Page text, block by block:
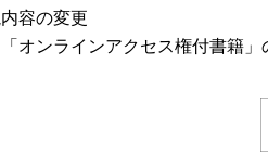
容の変更
オンラインアクセス権付書籍」